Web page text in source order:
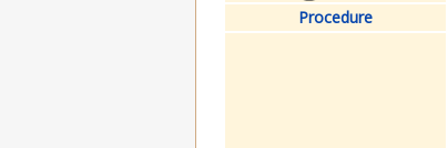
Procedure